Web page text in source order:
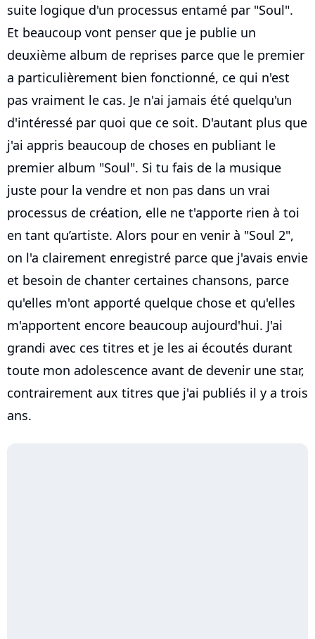
suite logique d'un processus entamé par "Soul".
Et beaucoup vont penser que je publie un
deuxième album de reprises parce que le premier
a particulièrement bien fonctionné, ce qui n'est
pas vraiment le cas. Je n'ai jamais été quelqu'un
d'intéressé par quoi que ce soit. D'autant plus que
j'ai appris beaucoup de choses en publiant le
premier album "Soul". Si tu fais de la musique
juste pour la vendre et non pas dans un vrai
processus de création, elle ne t'apporte rien à toi
en tant qu’artiste. Alors pour en venir à "Soul 2",
on l'a clairement enregistré parce que j'avais envie
et besoin de chanter certaines chansons, parce
qu'elles m'ont apporté quelque chose et qu'elles
m'apportent encore beaucoup aujourd'hui. J'ai
grandi avec ces titres et je les ai écoutés durant
toute mon adolescence avant de devenir une star,
contrairement aux titres que j'ai publiés il y a trois
ans.